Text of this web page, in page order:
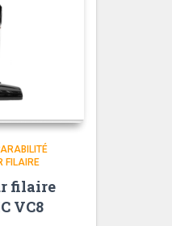
FILAIRE
filaire
VC8